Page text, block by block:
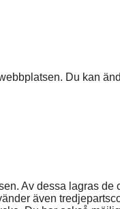
Du kan
Av dessa lagras
även